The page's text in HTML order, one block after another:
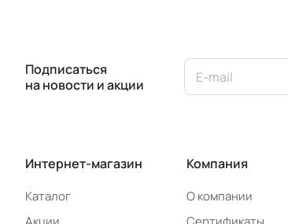
Подписаться
на новости и акции
Интернет-магазин
Каталог
Компания
О компании